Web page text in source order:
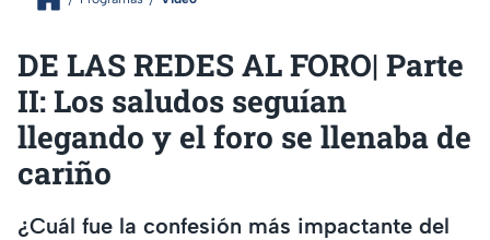
DE LAS REDES AL FORO| Parte
II: Los saludos seguían
llegando y el foro se llenaba de
cariño
¿Cuál fue la confesión más impactante del